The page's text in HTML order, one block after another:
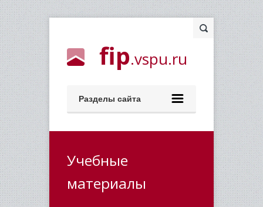
fip.vspu.ru
Разделы сайта
Учебные
материалы